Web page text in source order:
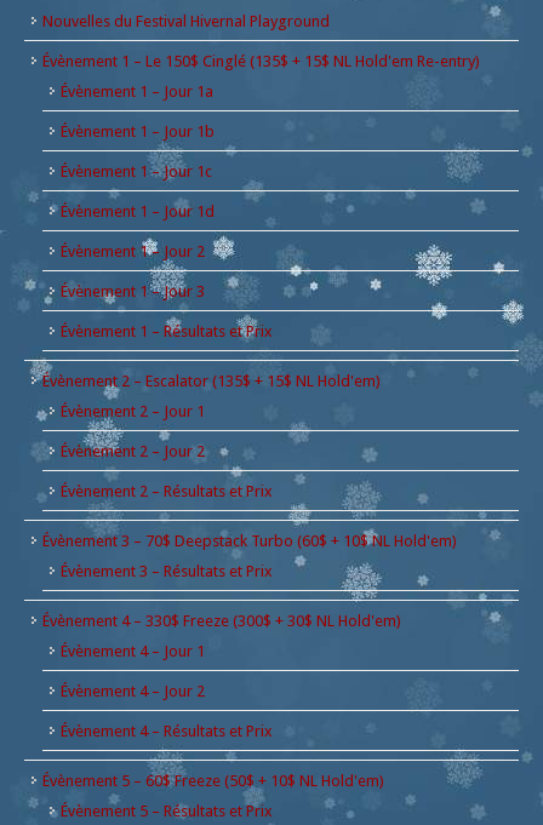
Nouvelles du Festival Hivernal Playground
Évènement 1 – Le 150$ Cinglé (135$ + 15$ NL Hold'em Re-entry)
Évènement 1 – Jour 1a
Évènement 1 – Jour 1b
Évènement 1 – Jour 1c
Évènement 1 – Jour 1d
Évènement 1 – Jour 2
Évènement 1 – Jour 3
Évènement 1 – Résultats et Prix
Évènement 2 – Escalator (135$ + 15$ NL Hold'em)
Évènement 2 – Jour 1
Évènement 2 – Jour 2
Évènement 2 – Résultats et Prix
Évènement 3 – 70$ Deepstack Turbo (60$ + 10$ NL Hold'em)
Évènement 3 – Résultats et Prix
Évènement 4 – 330$ Freeze (300$ + 30$ NL Hold'em)
Évènement 4 – Jour 1
Évènement 4 – Jour 2
Évènement 4 – Résultats et Prix
Évènement 5 – 60$ Freeze (50$ + 10$ NL Hold'em)
Évènement 5 – Résultats et Prix